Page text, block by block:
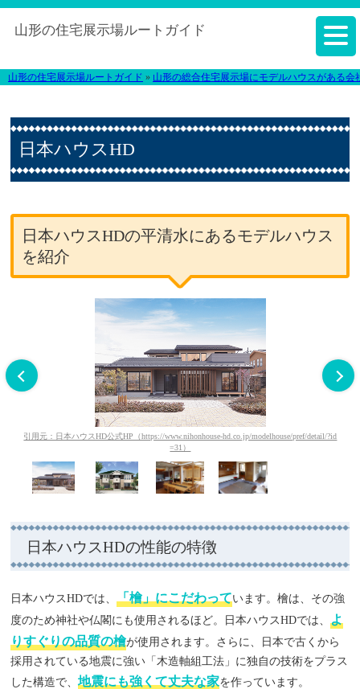
山形の住宅展示場ルートガイド
山形の住宅展示場ルートガイド » 山形の総合住宅展示場にモデルハウスがある会
日本ハウスHD
日本ハウスHDの平清水にあるモデルハウス
を紹介
引用元：日本ハウスHD公式HP（https://www.nihonhouse-hd.co.jp/modelhouse/pref/detail/?id
=31）
日本ハウスHDの性能の特徴
日本ハウスHDでは、 「檜」にこだわっています。檜は、その強
度のため神社や仏閣にも使用されるほど。日本ハウスHDでは、
よ
りすぐりの品質の檜が使用されます。さらに、日本で古くから
採用されている地震に強い「木造軸組工法」に独自の技術をプラス
した構造で、地震にも強くて丈夫な家を作っています。